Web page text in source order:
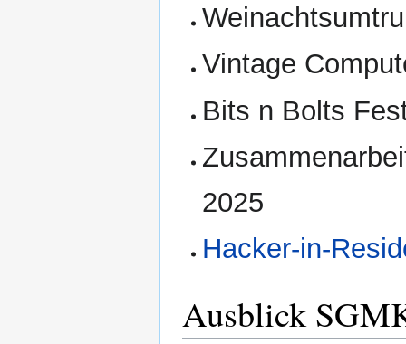
Vintage
Bits n Bolts
2025
Hacker-in-
Ausblick